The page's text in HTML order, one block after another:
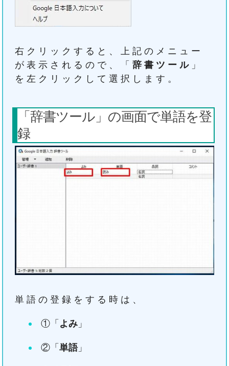
右クリックすると、上記のメニュー
が表示されるので、「辞書ツール 」
を左クリックして選択します。
「辞書ツール」の画面で単語を登
録
単語の登録をする時は、
①「 よみ 」
②「単語」